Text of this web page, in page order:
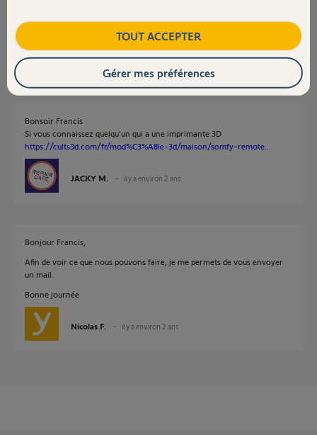
Bonne journée à vous.
Anonyme il y a environ 2 ans
Bonsoir Francis
Si vous connaissez quelqu'un qui a une imprimante 3D
https://cults3d.com/fr/mod%C3%A8le-3d/maison/somfy-remote...
JACKY M. il y a environ 2 ans
Bonjour Francis,
Afin de voir ce que nous pouvons faire, je me permets de vous envoyer
un mail.
Bonne journée
Nicolas F. il y a environ 2 ans
TOUT ACCEPTER
Gérer mes préférences